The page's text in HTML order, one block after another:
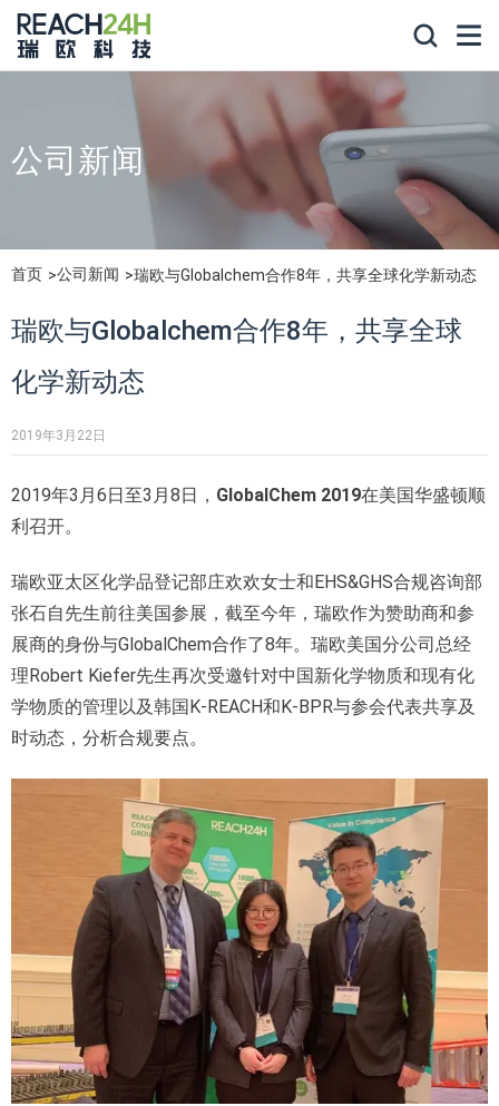
公司新闻
首页 公司新闻 瑞欧与Globalchem合作8年，共享全球化学新动态
瑞欧与Globalchem合作8年，共享全球
化学新动态
2019年3月22日
2019年3月6日至3月8日， GlobalChem 2019在美国华盛顿顺
利召开。
瑞欧亚太区化学品登记部庄欢欢女士和EHS&GHS合规咨询部
张石自先生前往美国参展，截至今年，瑞欧作为赞助商和参
展商的身份与GlobalChem合作了8年。瑞欧美国分公司总经
理Robert Kiefer先生再次受邀针对中国新化学物质和现有化
学物质的管理以及韩国K-REACH和K-BPR与参会代表共享及
时动态，分析合规要点。